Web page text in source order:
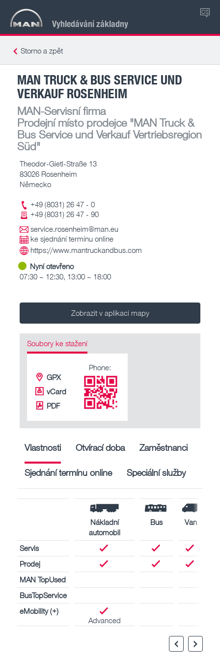
Vyhledávání základny
CS
Storno a zpět
MAN TRUCK & BUS SERVICE UND
VERKAUF ROSENHEIM
MAN-Servisní firma
Prodejní místo prodejce"MAN Truck &
Bus Service und Verkauf Vertriebsregion
Süd"
Theodor-Gietl-Straße 13
83026 Rosenheim
Německo
+49 (8031) 26 47 - 0
+49 (8031) 26 47 - 90
service.rosenheim@man.eu
ke sjednání termínu online
https://www.mantruckandbus.com
Nyní otevřeno
07:30 – 12:30, 13:00 – 18:00
Zobrazit v aplikaci mapy
Soubory ke stažení
GPX
vCard
PDF
Phone:
Vlastnosti Otvírací doba Zaměstnanci
Sjednání termínu online Speciální služby
Nákladní
automobil
Bus Van
Servis
Prodej
MAN TopUsed
BusTopService
eMobility (+)
Advanced